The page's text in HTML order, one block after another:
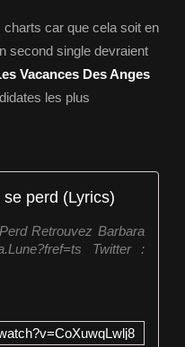
car que cela soit en
second single devraient
Vacances Des Anges
les plus
perd (Lyrics)
Retrouvez Barbara
Twitter :